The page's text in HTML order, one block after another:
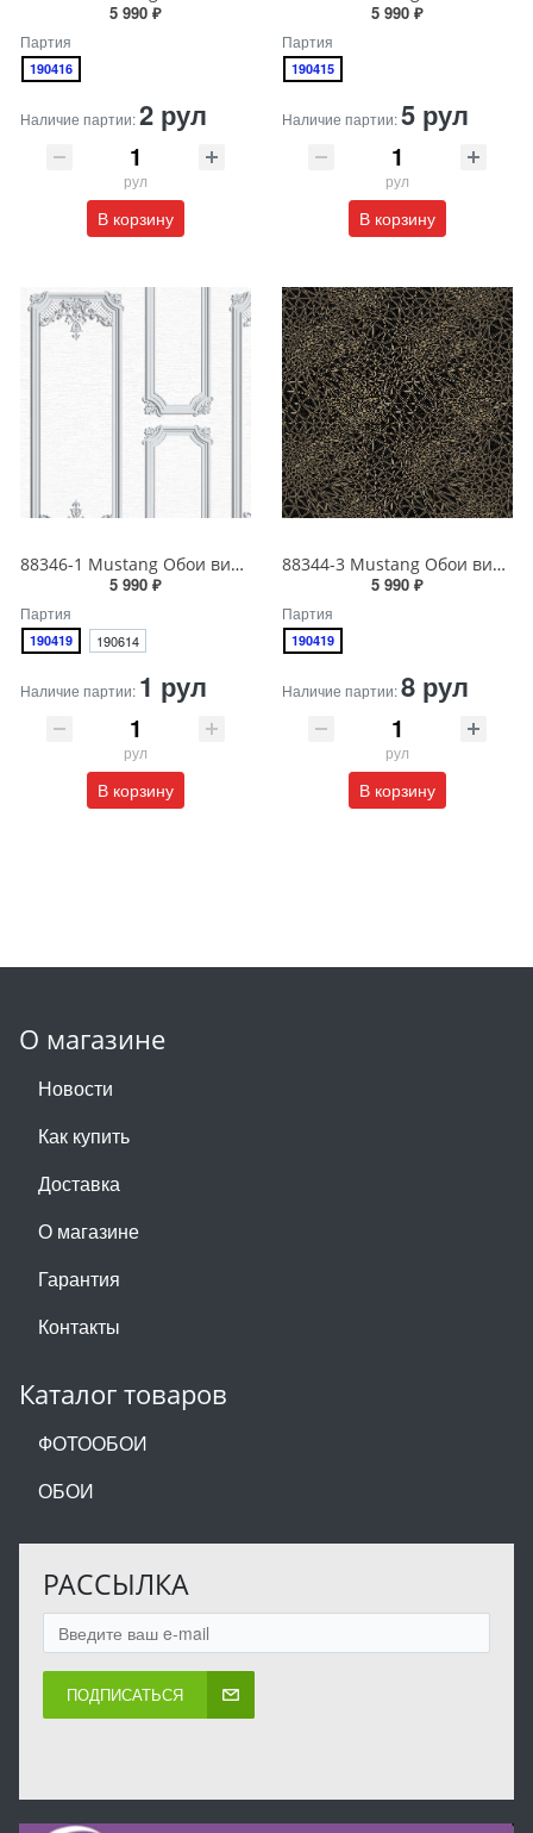
5 990 ₽
Партия
190416
Наличие партии:2 рул
рул
В корзину
5 990 ₽
Партия
190415
Наличие партии:5 рул
рул
В корзину
88346-1 Mustang Обои виниловые на бумажной основе 1.06*15.6
5 990 ₽
Партия
190419 190614
Наличие партии: 1 рул
рул
В корзину
88344-3 Mustang Обои виниловые на бумажной основе 1.06*15.6
5 990 ₽
Партия
190419
Наличие партии:8 рул
рул
В корзину
О магазине
Новости
Как купить
Доставка
О магазине
Гарантия
Контакты
Каталог товаров
ФОТООБОИ
ОБОИ
РАССЫЛКА
ПОДПИСАТЬСЯ